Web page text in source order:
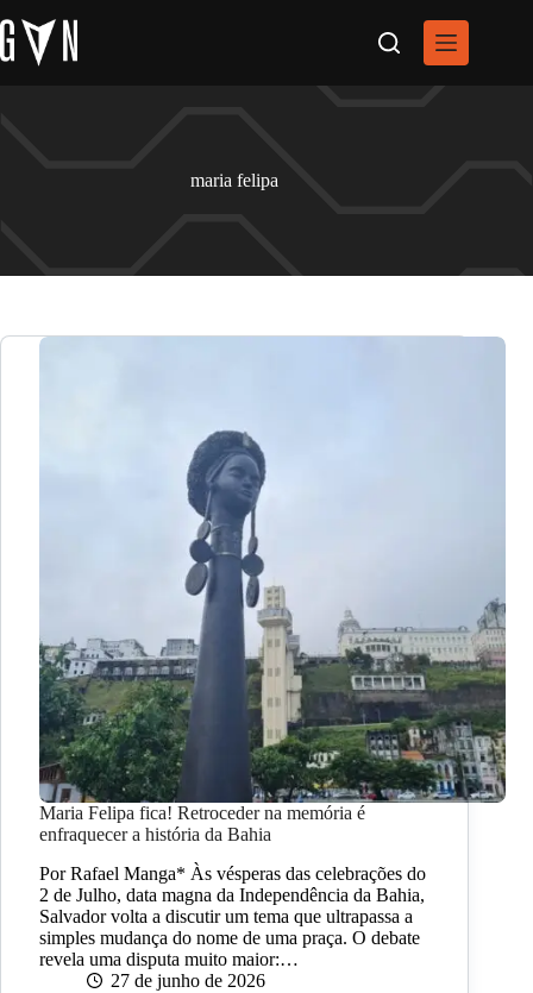
para
o
conteúdo
maria felipa
Maria Felipa fica! Retroceder na memória é
enfraquecer a história da Bahia
Por Rafael Manga* Às vésperas das celebrações do
2 de Julho, data magna da Independência da Bahia,
Salvador volta a discutir um tema que ultrapassa a
simples mudança do nome de uma praça. O debate
revela uma disputa muito maior:…
27 de junho de 2026